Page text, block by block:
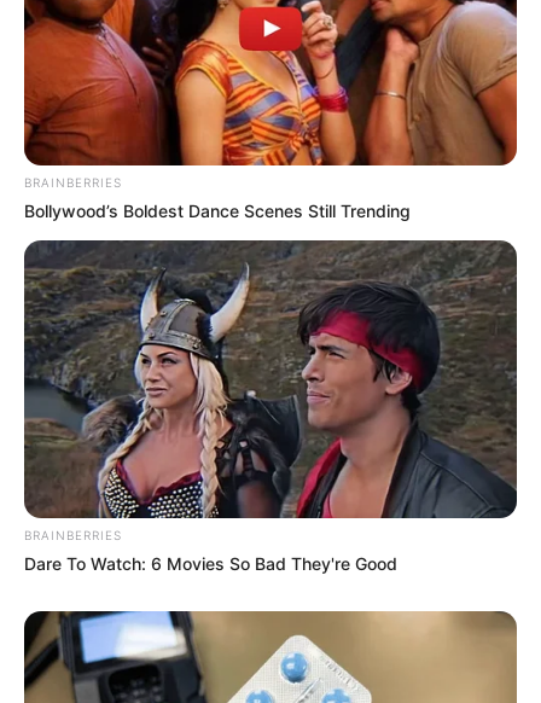
BRAINBERRIES
Bollywood’s Boldest Dance Scenes Still Trending
BRAINBERRIES
Dare To Watch: 6 Movies So Bad They're Good